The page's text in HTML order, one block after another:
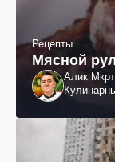
Рецепты
Мясной
Алик